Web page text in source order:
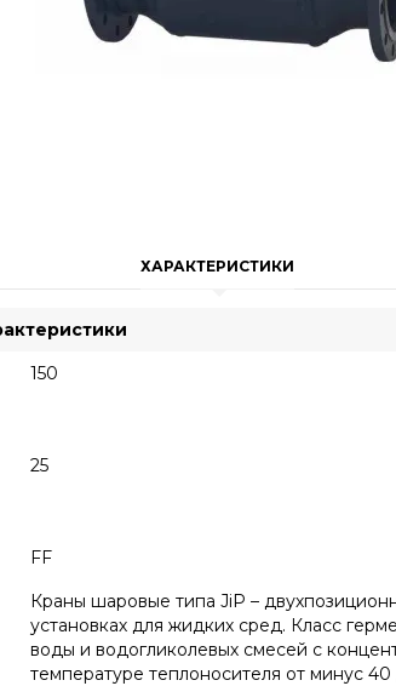
ХАРАКТЕРИСТИКИ
150
25
FF
Краны шаровые типа JiP –
установках для жидких сред. Класс
воды и водогликолевых смесей с
температуре теплоносителя от минус